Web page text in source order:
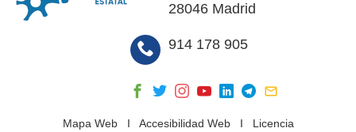
28046 Madrid
914 178 905
Mapa WebI Accesibilidad WebI Licencia